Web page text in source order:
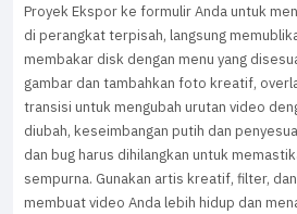
Proyek Ekspor ke formulir Anda untuk
di perangkat terpisah, langsung
membakar disk dengan menu yang
gambar dan tambahkan foto kreatif,
transisi untuk mengubah urutan video
diubah, keseimbangan putih dan
dan bug harus dihilangkan untuk
sempurna. Gunakan artis kreatif, filter,
membuat video Anda lebih hidup dan